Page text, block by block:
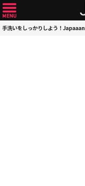
手洗いをしっかりしよう！Japaaan